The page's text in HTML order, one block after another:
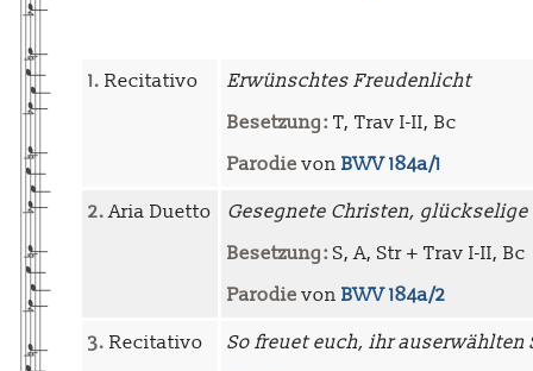
1. Recitativo
Erwünschtes Freudenlicht
Besetzung: T, Trav I-II, Bc
Parodie von BWV 184a/1
2.Aria Duetto
Gesegnete Christen, glückselige
Besetzung: S, A, Str + Trav I-II, Bc
Parodie von BWV 184a/2
3. Recitativo
So freuet euch, ihr auserwählten